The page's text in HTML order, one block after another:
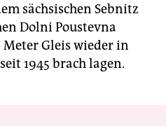
sächsischen Sebnitz
Dolni Poustevna
Gleis wieder in
1945 brach lagen.